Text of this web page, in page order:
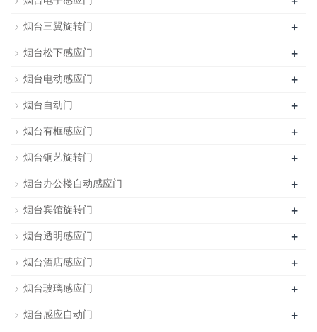
烟台三翼旋转门 +
烟台松下感应门 +
烟台电动感应门 +
烟台自动门 +
烟台有框感应门 +
烟台铜艺旋转门 +
烟台办公楼自动感应门 +
烟台宾馆旋转门 +
烟台透明感应门 +
烟台酒店感应门 +
烟台玻璃感应门 +
烟台感应自动门 +